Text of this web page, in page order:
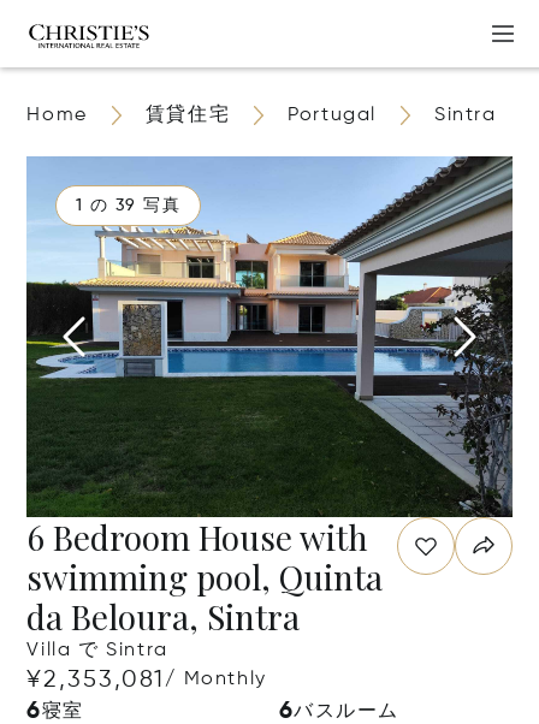
Home 賃貸住宅 Portugal Sintra
1 の 39 写真
6 Bedroom House with
swimming pool, Quinta
da Beloura, Sintra
Villa で Sintra
¥2,353,081/ Monthly
6寝室 6バスルーム